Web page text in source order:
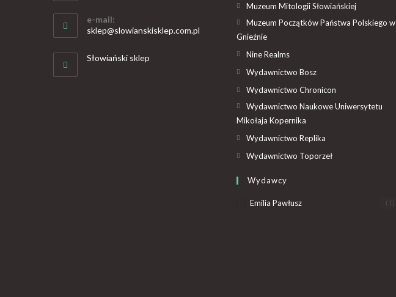
e-mail:
sklep@slowianskisklep.com.pl
Słowiański sklep
Muzeum Mitologii Słowiańskiej
Muzeum Początków Państwa Polskiego w
Gnieźnie
Nine Realms
Wydawnictwo Bosz
Wydawnictwo Chronicon
Wydawnictwo Naukowe Uniwersytetu
Mikołaja Kopernika
Wydawnictwo Replika
Wydawnictwo Toporzeł
Wydawcy
Emilia Pawłusz (1)